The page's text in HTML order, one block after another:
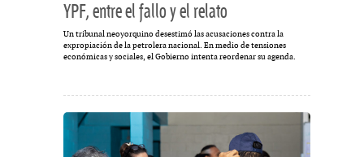
YPF, entre el fallo y el relato
Un tribunal neoyorquino desestimó las acusaciones contra la
expropiación de la petrolera nacional. En medio de tensiones
económicas y sociales, el Gobierno intenta reordenar su agenda.